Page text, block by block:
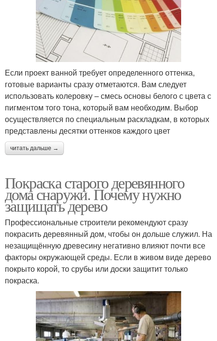
Если проект ванной требует определенного оттенка,
готовые варианты сразу отметаются. Вам следует
использовать колеровку – смесь основы белого с цвета с
пигментом того тона, который вам необходим. Выбор
осуществляется по специальным раскладкам, в которых
представлены десятки оттенков каждого цвет
читать дальше →
Покраска старого деревянного
дома снаружи. Почему нужно
защищать дерево
Профессиональные строители рекомендуют сразу
покрасить деревянный дом, чтобы он дольше служил. На
незащищённую древесину негативно влияют почти все
факторы окружающей среды. Если в живом виде дерево
покрыто корой, то срубы или доски защитит только
покраска.